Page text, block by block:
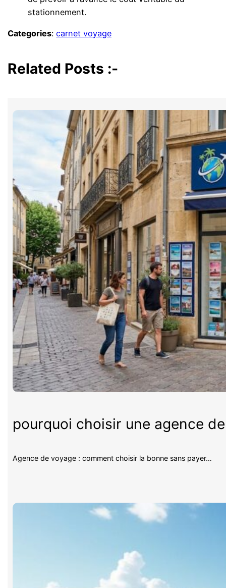
stationnement.
Categories:carnet voyage
Related Posts :-
pourquoi choisir une agence
Agence de voyage : comment choisir la bonne sans payer…